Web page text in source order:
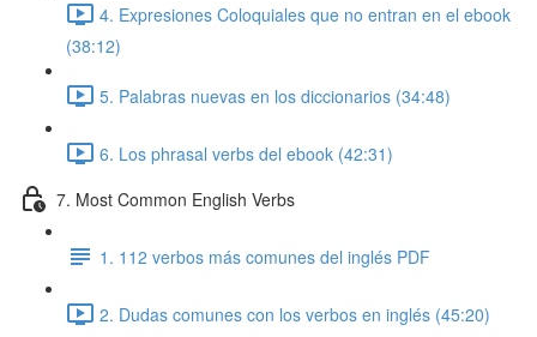
4. Expresiones Coloquiales que no entran en el ebook
(38:12)
5. Palabras nuevas en los diccionarios (34:48)
6. Los phrasal verbs del ebook (42:31)
7. Most Common English Verbs
1. 112 verbos más comunes del inglés PDF
2. Dudas comunes con los verbos en inglés (45:20)